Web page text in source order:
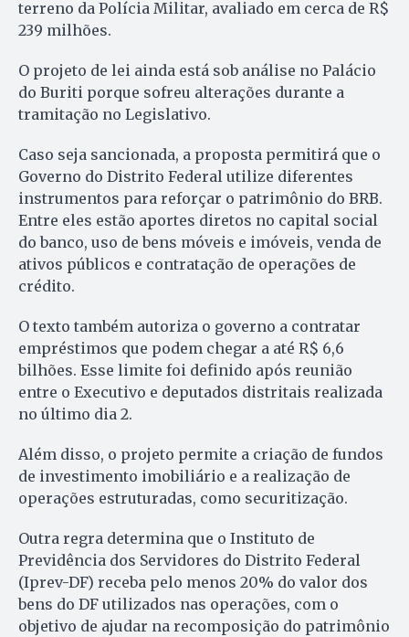
terreno da Polícia Militar, avaliado em cerca de R$
239 milhões.
O projeto de lei ainda está sob análise no Palácio
do Buriti porque sofreu alterações durante a
tramitação no Legislativo.
Caso seja sancionada, a proposta permitirá que o
Governo do Distrito Federal utilize diferentes
instrumentos para reforçar o patrimônio do BRB.
Entre eles estão aportes diretos no capital social
do banco, uso de bens móveis e imóveis, venda de
ativos públicos e contratação de operações de
crédito.
O texto também autoriza o governo a contratar
empréstimos que podem chegar a até R$ 6,6
bilhões. Esse limite foi definido após reunião
entre o Executivo e deputados distritais realizada
no último dia 2.
Além disso, o projeto permite a criação de fundos
de investimento imobiliário e a realização de
operações estruturadas, como securitização.
Outra regra determina que o Instituto de
Previdência dos Servidores do Distrito Federal
(Iprev-DF) receba pelo menos 20% do valor dos
bens do DF utilizados nas operações, com o
objetivo de ajudar na recomposição do patrimônio